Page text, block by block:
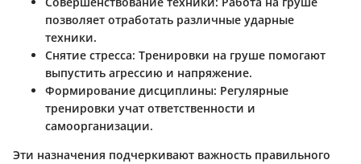
позволяет отработать различные ударные
техники.
Снятие стресса: Тренировки на груше помогают
выпустить агрессию и напряжение.
Формирование дисциплины: Регулярные
тренировки учат ответственности и
самоорганизации.
Эти назначения подчеркивают важность правильного